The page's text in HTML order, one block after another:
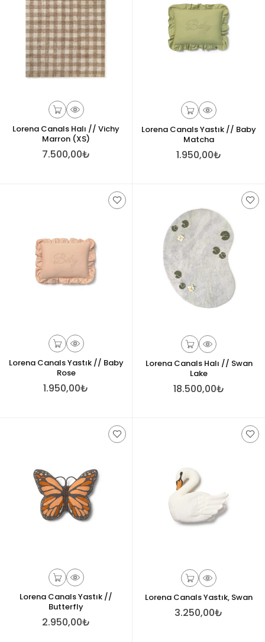
Lorena Canals Halı // Vichy
Marron (XS)
7.500,00₺
Lorena Canals Yastık // Baby
Matcha
1.950,00₺
Lorena Canals Yastık // Baby
Rose
1.950,00₺
Lorena Canals Halı // Swan
Lake
18.500,00₺
Lorena Canals Yastık //
Butterfly
2.950,00₺
Lorena Canals Yastık, Swan
3.250,00₺